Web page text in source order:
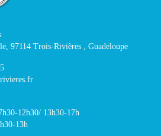
97114 Trois-Rivières , Guadeloupe
12h30/ 13h30-17h
13h